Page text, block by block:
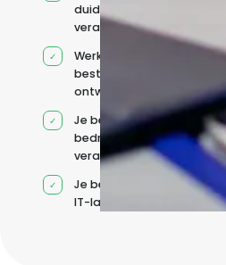
duidelijke
verantwoordelijkheden
Werkt binnen jouw
bestaande
ontwikkelteam
Je behoudt jouw
bedrijfs- en IT-
verantwoordelijkheden
Je beheert jouw eigen
IT-landschap